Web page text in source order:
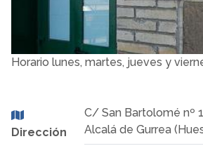
Horario lunes, martes, jueves y
Dirección
C/ San Bartolomé nº
Alcalá de Gurrea